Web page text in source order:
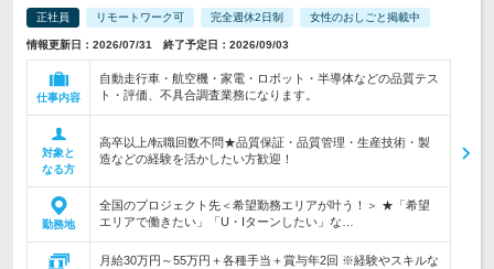
正社員 リモートワーク可 完全週休2日制 女性のおしごと掲載中
情報更新日：2026/07/31 終了予定日：2026/09/03
仕事内容
自動走行車・航空機・家電・ロボット・半導体などの品質テス
ト・評価、不具合調査業務になります。
対象と
なる方
高卒以上/転職回数不問★品質保証・品質管理・生産技術・製
造などの経験を活かしたい方歓迎！
勤務地
全国のプロジェクト先＜希望勤務エリアが叶う！＞ ★「希望
エリアで働きたい」「U・Iターンしたい」な…
月給30万円～55万円＋各種手当＋賞与年2回 ※経験やスキルな